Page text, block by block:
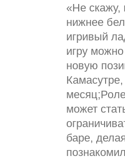
«Не скажу,
нижнее
игривый
игру
новую
может
баре,